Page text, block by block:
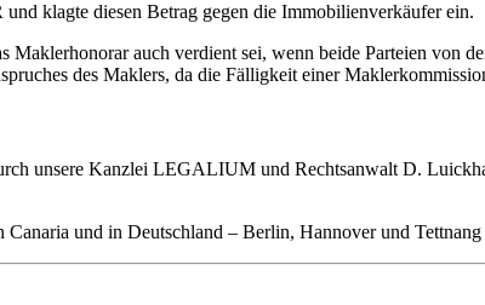
klagte diesen Betrag gegen die Immobilienverkäufer ein.
auch verdient sei, wenn beide Parteien von
des Maklers, da die Fälligkeit einer
unsere Kanzlei LEGALIUM und Rechtsanwalt D.
und in Deutschland – Berlin, Hannover und Tettnang